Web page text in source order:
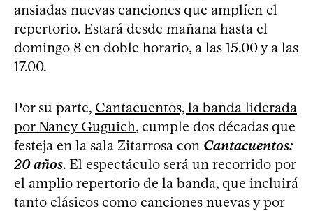
ansiadas nuevas canciones que amplíen el
repertorio. Estará desde mañana hasta el
domingo 8 en doble horario, a las 15.00 y a las
17.00.
Por su parte, Cantacuentos, la banda liderada
por Nancy Guguich, cumple dos décadas que
festeja en la sala Zitarrosa con Cantacuentos:
20 años. El espectáculo será un recorrido por
el amplio repertorio de la banda, que incluirá
tanto clásicos como canciones nuevas y por